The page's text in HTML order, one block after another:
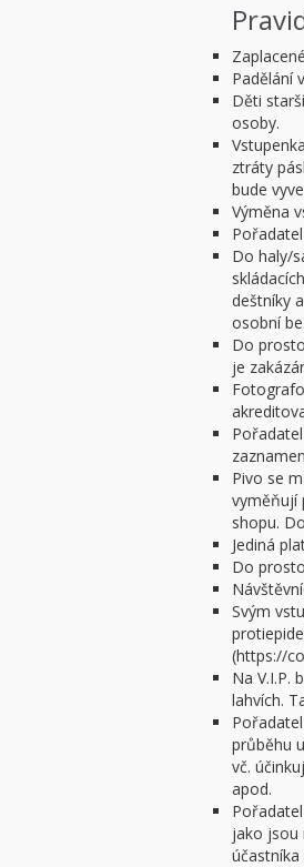
Padělání
Děti
osoby.
ztráty
bude
Výměna
Do haly/
deštníky
osobní
Do
je
Pivo se
vyměňují
shopu.
Jediná
Do
Svým
(https://
Na V.I.P.
lahvích.
průběhu
vč.
apod.
jako jsou
účastníka